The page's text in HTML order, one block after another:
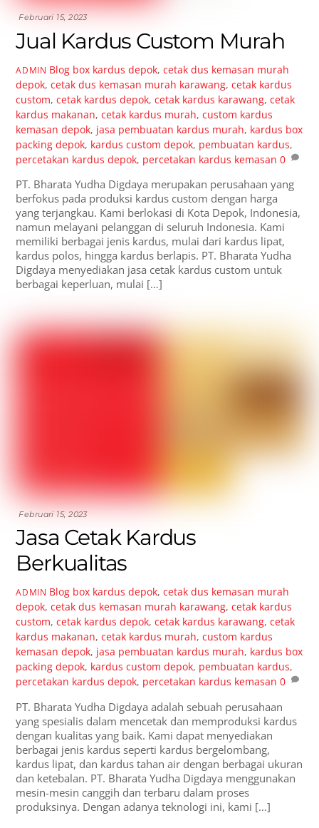
Februari 15, 2023
Jual Kardus Custom Murah
ADMIN Blog box kardus depok,cetak dus kemasan murah
depok,cetak dus kemasan murah karawang,cetak kardus
custom,cetak kardus depok,cetak kardus karawang,cetak
kardus makanan,cetak kardus murah,custom kardus
kemasan depok, jasa pembuatan kardus murah, kardus box
packing depok, kardus custom depok, pembuatan kardus,
percetakan kardus depok, percetakan kardus kemasan 0
PT. Bharata Yudha Digdaya merupakan perusahaan yang
berfokus pada produksi kardus custom dengan harga
yang terjangkau. Kami berlokasi di Kota Depok, Indonesia,
namun melayani pelanggan di seluruh Indonesia. Kami
memiliki berbagai jenis kardus, mulai dari kardus lipat,
kardus polos, hingga kardus berlapis. PT. Bharata Yudha
Digdaya menyediakan jasa cetak kardus custom untuk
berbagai keperluan, mulai […]
Februari 15, 2023
Jasa Cetak Kardus
Berkualitas
ADMIN Blog box kardus depok,cetak dus kemasan murah
depok,cetak dus kemasan murah karawang,cetak kardus
custom,cetak kardus depok,cetak kardus karawang,cetak
kardus makanan,cetak kardus murah,custom kardus
kemasan depok, jasa pembuatan kardus murah, kardus box
packing depok, kardus custom depok, pembuatan kardus,
percetakan kardus depok, percetakan kardus kemasan 0
PT. Bharata Yudha Digdaya adalah sebuah perusahaan
yang spesialis dalam mencetak dan memproduksi kardus
dengan kualitas yang baik. Kami dapat menyediakan
berbagai jenis kardus seperti kardus bergelombang,
kardus lipat, dan kardus tahan air dengan berbagai ukuran
dan ketebalan. PT. Bharata Yudha Digdaya menggunakan
mesin-mesin canggih dan terbaru dalam proses
produksinya. Dengan adanya teknologi ini, kami […]